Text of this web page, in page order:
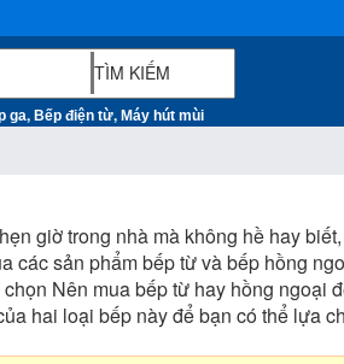
ga, Bếp điện từ, Máy hút mùi
giờ trong nhà mà không hề hay
sản phẩm bếp từ và bếp hồng
Nên mua bếp từ hay hồng ngoại
hai loại bếp này để bạn có thể lựa